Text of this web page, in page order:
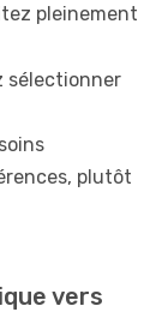
pleinement
sélectionner
plutôt
vers